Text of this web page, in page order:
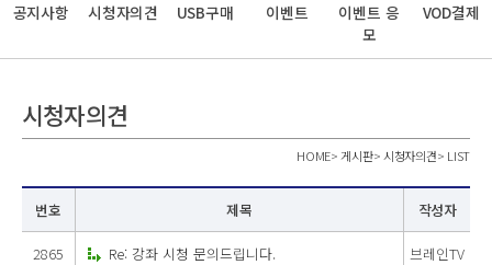
공지사항 시청자의견 USB구매 이벤트
이벤트 응
모
VOD결제
시청자의견
HOME>게시판>시청자의견> LIST
번호 제목 작성자
2865 Re: 강좌 시청 문의드립니다. 브레인TV